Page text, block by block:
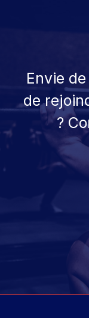
Envie
de
?